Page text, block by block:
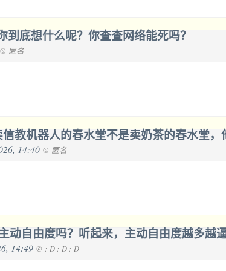
底想什么呢？你查查网络能死吗？
@ 匿名
教机器人的春水堂不是卖奶茶的春水堂
14:40 @ 匿名
动自由度吗？听起来，主动自由度越多越逼
14:49 @ :-D :-D :-D